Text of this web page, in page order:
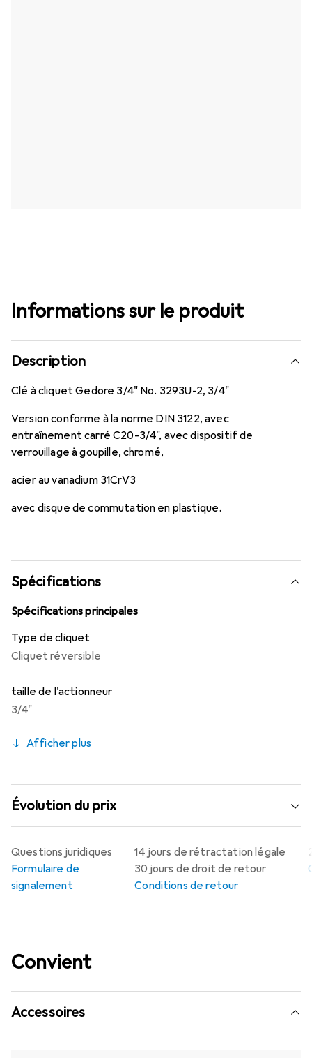
Informations sur le produit
Description
Clé à cliquet Gedore 3/4" No. 3293U-2, 3/4"
Version conforme à la norme DIN 3122, avec
entraînement carré C20-3/4", avec dispositif de
verrouillage à goupille, chromé,
acier au vanadium 31CrV3
avec disque de commutation en plastique.
Spécifications
Spécifications principales
Type de cliquet
Cliquet réversible
taille de l'actionneur
3/4"
Afficher plus
Évolution du prix
14 jours de rétractation légale
30 jours de droit de retour
Conditions de retour
Questions juridiques
Formulaire de
signalement
Convient
Accessoires